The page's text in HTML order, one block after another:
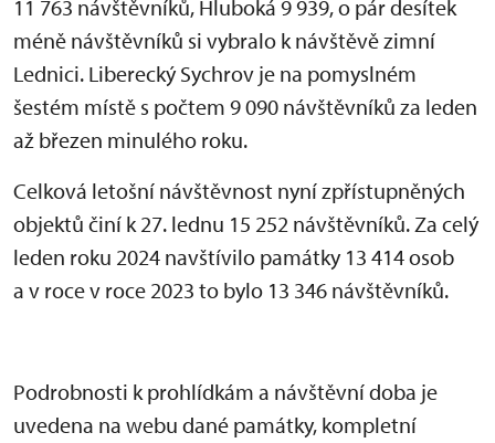
11 763 návštěvníků, Hluboká 9 939, o pár desítek
méně návštěvníků si vybralo k návštěvě zimní
Lednici. Liberecký Sychrov je na pomyslném
šestém místě s počtem 9 090 návštěvníků za leden
až březen minulého roku.
Celková letošní návštěvnost nyní zpřístupněných
objektů činí k 27. lednu 15 252 návštěvníků. Za celý
leden roku 2024 navštívilo památky 13 414 osob
a v roce v roce 2023 to bylo 13 346 návštěvníků.
Podrobnosti k prohlídkám a návštěvní doba je
uvedena na webu dané památky, kompletní